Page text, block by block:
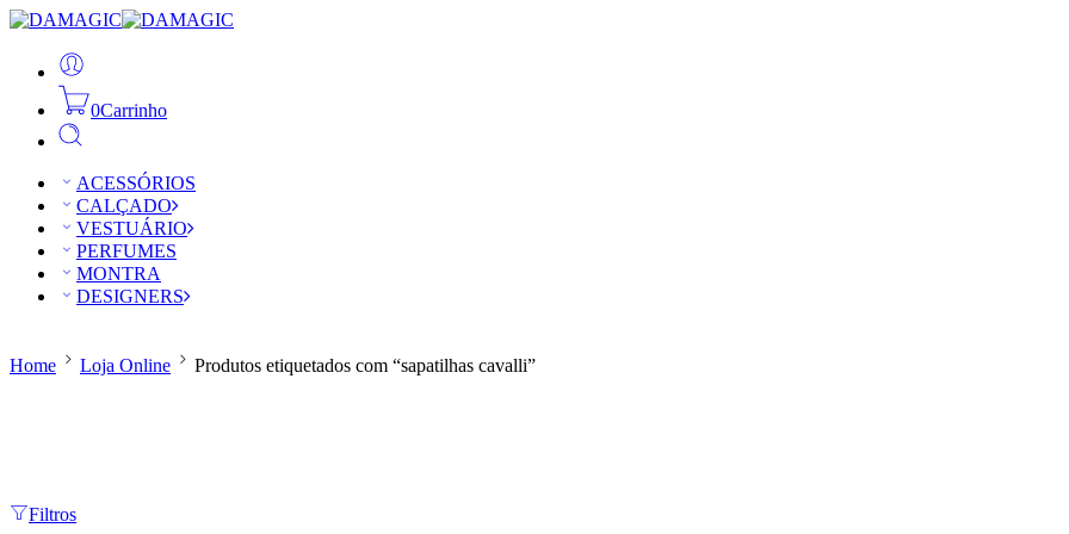
0Carrinho
ACESSÓRIOS
CALÇADO
VESTUÁRIO
PERFUMES
MONTRA
DESIGNERS
Home Loja Online Produtos etiquetados com “sapatilhas cavalli”
Filtros